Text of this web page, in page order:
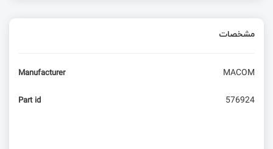
امبدد لینوکس – کی از کامپیوتر تک بردی 5 دلاری
مشخصات
Manufacturer MACOM
Part id 576924